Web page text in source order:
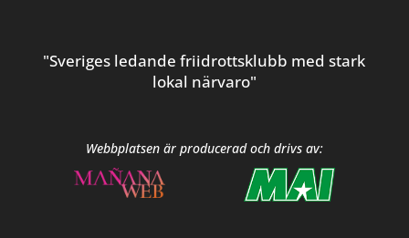
"Sveriges ledande friidrottsklubb med stark
lokal närvaro"
Webbplatsen är producerad och drivs av: